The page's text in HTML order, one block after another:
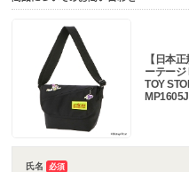
【日本
ーテージ
TOY
氏名 必須